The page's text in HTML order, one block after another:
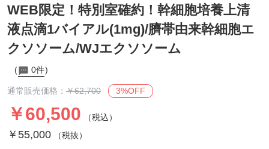
WEB限定！特別室確約！幹細胞培養上清
液点滴1バイアル(1mg)/臍帯由来幹細胞エ
クソソーム/WJエクソソーム
0件
通常販売価格： ￥62,700 3%OFF
￥60,500 （税込）
￥55,000（税抜）